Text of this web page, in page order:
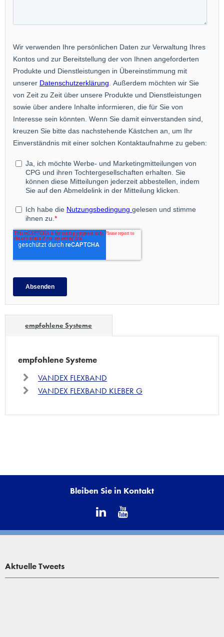
empfohlene Systeme
empfohlene Systeme
VANDEX FLEXBAND
VANDEX FLEXBAND KLEBER G
Bleiben Sie in Kontakt
Aktuelle Tweets